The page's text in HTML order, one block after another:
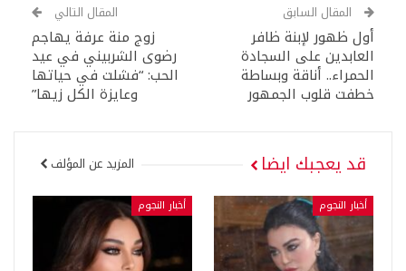
المقال السابق
أول ظهور لإبنة ظافر
العابدين على السجادة
الحمراء.. أناقة وبساطة
خطفت قلوب الجمهور
المقال التالي
زوج منة عرفة يهاجم
رضوى الشربيني في عيد
الحب: “فشلت في حياتها
وعايزة الكل زيها”
قد يعجبك ايضا المزيد عن المؤلف
أخبار النجوم أخبار النجوم